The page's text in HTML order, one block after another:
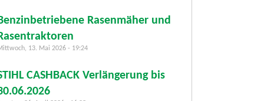
Rasenmäher und
13. Mai 2026 - 19:24
CASHBACK Verlängerung bis